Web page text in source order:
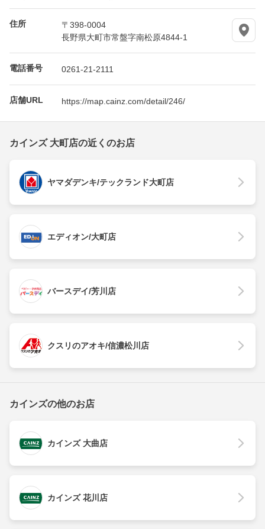
住所
〒398-0004
長野県大町市常盤字南松原4844-1
電話番号 0261-21-2111
店舗URL https://map.cainz.com/detail/246/
カインズ 大町店の近くのお店
ヤマダデンキ/テックランド大町店
エディオン/大町店
バースデイ/芳川店
クスリのアオキ/信濃松川店
カインズの他のお店
カインズ 大曲店
カインズ 花川店